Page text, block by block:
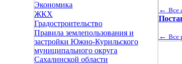
Экономика
ЖКХ
Градостроительство
Правила землепользования и
застройки Южно-Курильского
муниципального округа
Сахалинской области
← Все
← Все